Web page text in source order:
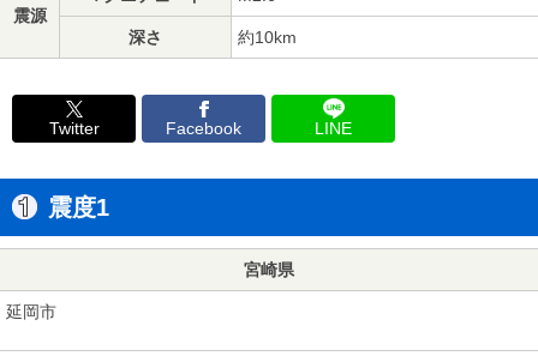
震源
深さ 約10km
Twitter Facebook LINE
震度1
宮崎県
延岡市